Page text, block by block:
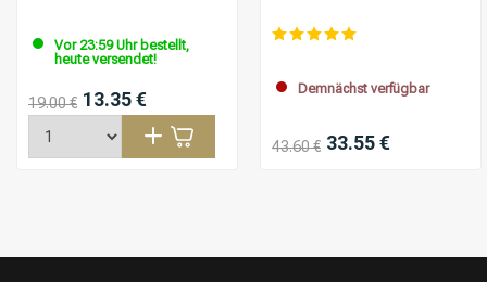
Vor 23:59 Uhr bestellt,
heute versendet!
19.00 € 13.35 € Demnächst verfügbar
43.60 € 33.55 €